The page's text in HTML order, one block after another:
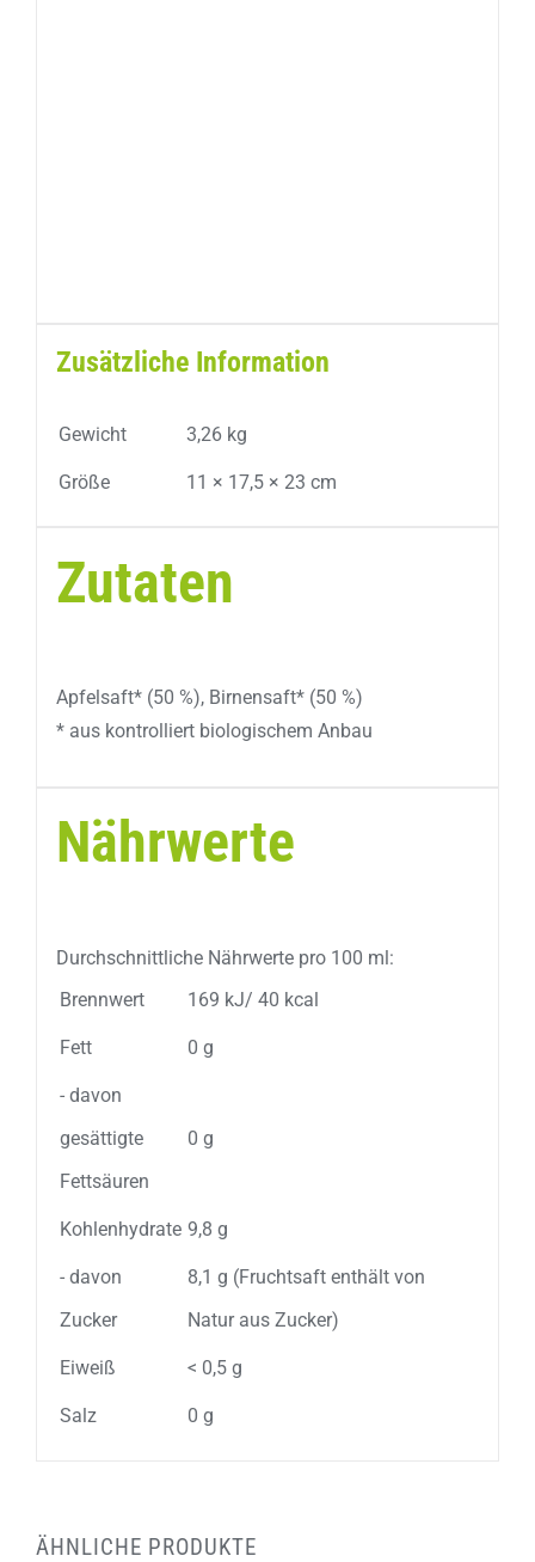
Zusätzliche Information
Gewicht 3,26 kg
Größe 11 × 17,5 × 23 cm
Zutaten
Apfelsaft* (50 %), Birnensaft* (50 %)
* aus kontrolliert biologischem Anbau
Nährwerte
Durchschnittliche Nährwerte pro 100 ml:
Brennwert
169 kJ/ 40 kcal
Fett 0 g
- davon
gesättigte
Fettsäuren
0 g
Kohlenhydrate 9,8 g
- davon
Zucker
8,1 g (Fruchtsaft enthält von
Natur aus Zucker)
Eiweiß < 0,5 g
Salz 0 g
ÄHNLICHE PRODUKTE